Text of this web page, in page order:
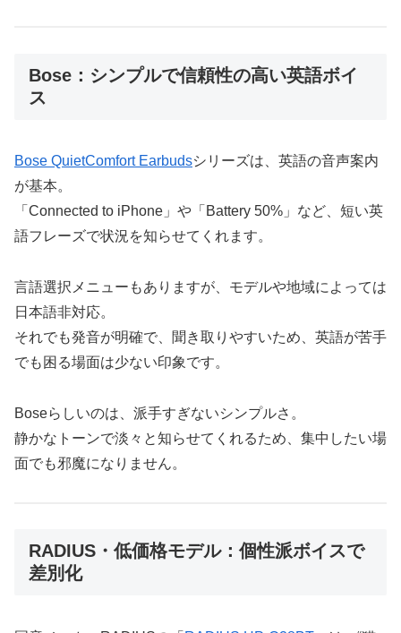
Bose：シンプルで信頼性の高い英語ボイ
ス
Bose QuietComfort Earbudsシリーズは、英語の音声案内
が基本。
「Connected to iPhone」や「Battery 50%」など、短い英
語フレーズで状況を知らせてくれます。
言語選択メニューもありますが、モデルや地域によっては
日本語非対応。
それでも発音が明確で、聞き取りやすいため、英語が苦手
でも困る場面は少ない印象です。
Boseらしいのは、派手すぎないシンプルさ。
静かなトーンで淡々と知らせてくれるため、集中したい場
面でも邪魔になりません。
RADIUS・低価格モデル：個性派ボイスで
差別化